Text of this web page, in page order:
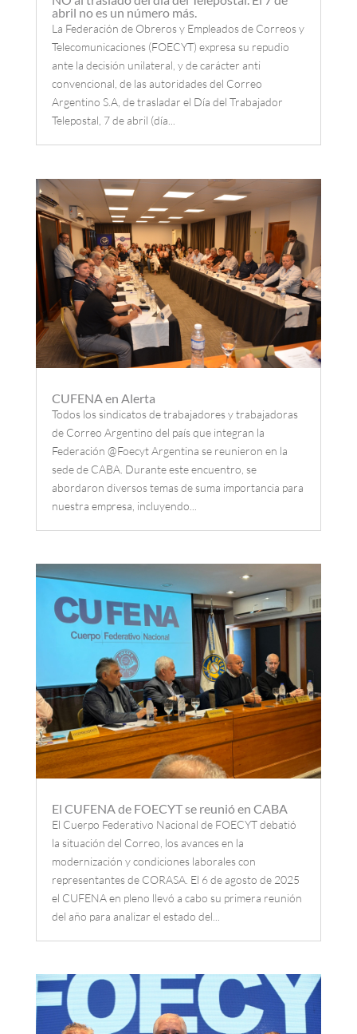
abril no es un número más.
La Federación de Obreros y Empleados de Correos y
Telecomunicaciones (FOECYT) expresa su repudio
ante la decisión unilateral, y de carácter anti
convencional, de las autoridades del Correo
Argentino S.A, de trasladar el Día del Trabajador
Telepostal, 7 de abril (día...
CUFENA en Alerta
Todos los sindicatos de trabajadores y trabajadoras
de Correo Argentino del país que integran la
Federación @Foecyt Argentina se reunieron en la
sede de CABA. Durante este encuentro, se
abordaron diversos temas de suma importancia para
nuestra empresa, incluyendo...
El CUFENA de FOECYT se reunió en CABA
El Cuerpo Federativo Nacional de FOECYT debatió
la situación del Correo, los avances en la
modernización y condiciones laborales con
representantes de CORASA. El 6 de agosto de 2025
el CUFENA en pleno llevó a cabo su primera reunión
del año para analizar el estado del...